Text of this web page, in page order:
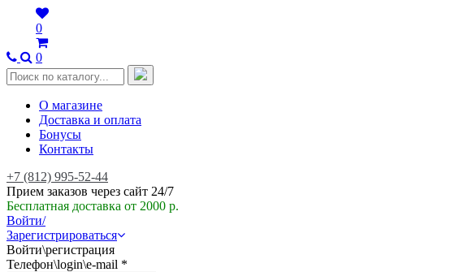
0
0
О магазине
Доставка и оплата
Бонусы
Контакты
+7 (812) 995-52-44
Прием заказов через сайт 24/7
Бесплатная доставка от 2000 р.
Войти/
Зарегистрироваться
Войти\регистрация
Телефон\login\e-mail *